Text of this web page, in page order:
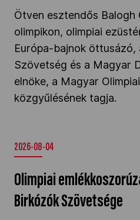
Ötven esztendős Balogh
olimpikon, olimpiai
Európa-bajnok
Szövetség és a Magyar
elnöke, a Magyar
közgyűlésének tagja.
2026-08-04
Olimpiai
Birkózók Szövetsége